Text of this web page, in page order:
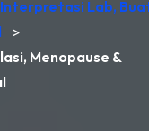
Lab,
>
Menopause &